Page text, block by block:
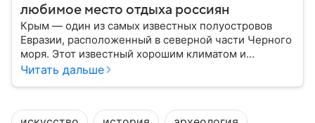
любимое место отдыха россиян
Крым — один из самых известных полуостровов
Евразии, расположенный в северной части Черного
моря. Этот известный хорошим климатом и
красивой природой регион имеет также огромное
государства к другому, а его географическое
Читать дальше